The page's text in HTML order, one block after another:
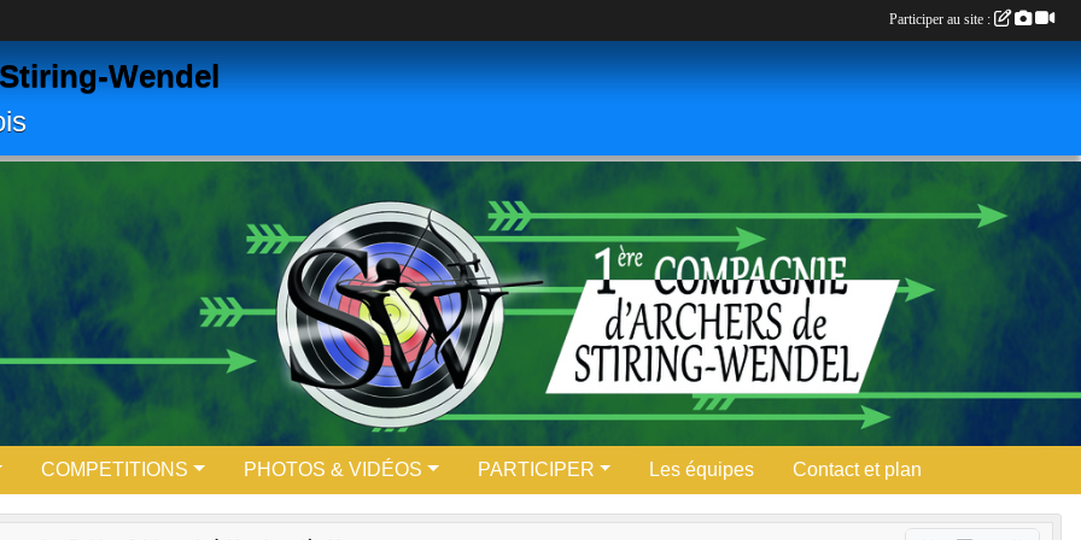
Wendel
COMPETITIONS PHOTOS & VIDÉOS PARTICIPER Les équipes Contact et plan
Participer au site :